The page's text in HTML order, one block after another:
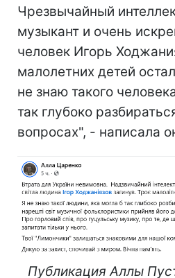
Чрезвычайный
музыкант и очень
человек Игорь
малолетних детей
не знаю такого
так глубоко
вопросах", - написала
Публикация Аллы